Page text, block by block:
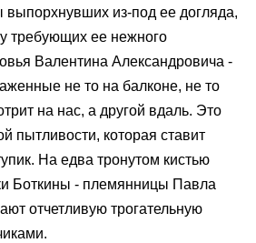
выпорхнувших из-под ее догляда,
требующих ее нежного
Валентина Александровича -
не то на балконе, не то
на нас, а другой вдаль. Это
пытливости, которая ставит
На едва тронутом кистью
Боткины - племянницы Павла
отчетливую трогательную